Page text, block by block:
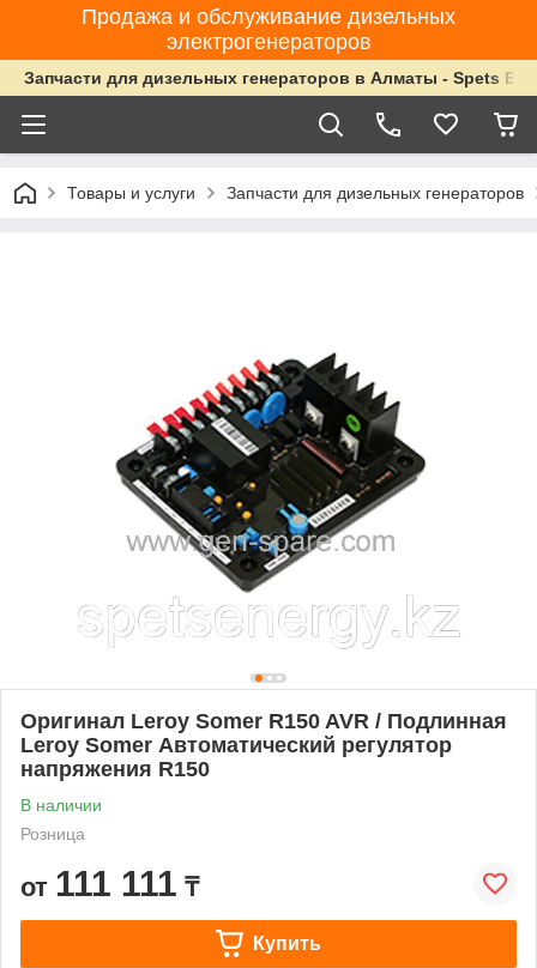
Продажа и обслуживание дизельных
электрогенераторов
Запчасти для дизельных генераторов в Алматы - Spets
Товары и услуги Запчасти для дизельных генераторов
Оригинал Leroy Somer R150 AVR / Подлинная
Leroy Somer Автоматический регулятор
напряжения R150
В наличии
Розница
от 111 111 ₸
Купить